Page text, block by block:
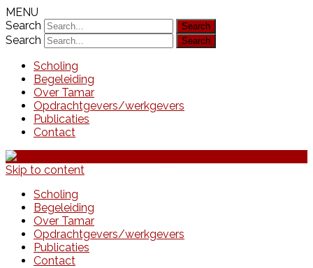
MENU
Search
Search
Scholing
Begeleiding
Over Tamar
Opdrachtgevers/werkgevers
Publicaties
Contact
Skip to content
Scholing
Begeleiding
Over Tamar
Opdrachtgevers/werkgevers
Publicaties
Contact